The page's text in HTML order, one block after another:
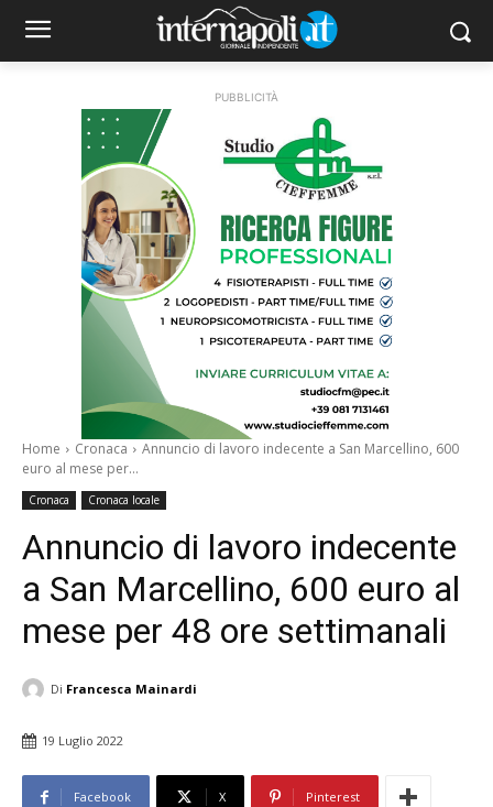
PUBBLICITÀ
Home Cronaca
Annuncio di lavoro indecente a San Marcellino, 600
euro al mese per...
Cronaca Cronaca locale
Annuncio di lavoro indecente
a San Marcellino, 600 euro al
mese per 48 ore settimanali
Di Francesca Mainardi
19 Luglio 2022
Facebook X Pinterest